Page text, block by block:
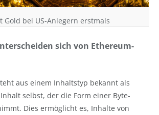
Gold bei US-Anlegern erstmals
sich von Ethereum-
aus einem Inhaltstyp bekannt als
selbst, der die Form einer Byte-
Dies ermöglicht es, Inhalte von